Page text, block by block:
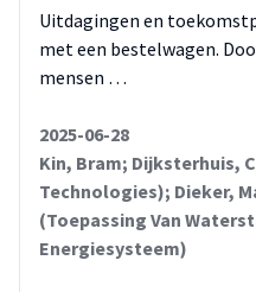
Uitdagingen en
met een bestelwagen.
mensen …
2025-06-28
Kin, Bram; Dijksterhuis,
Technologies); Dieker,
(Toepassing Van
Energiesysteem)